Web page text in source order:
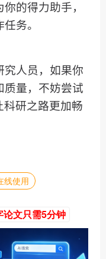
的得力助手，
务。
究人员，如果你
质量，不妨尝试
研之路更加畅
线使用
文只需5分钟